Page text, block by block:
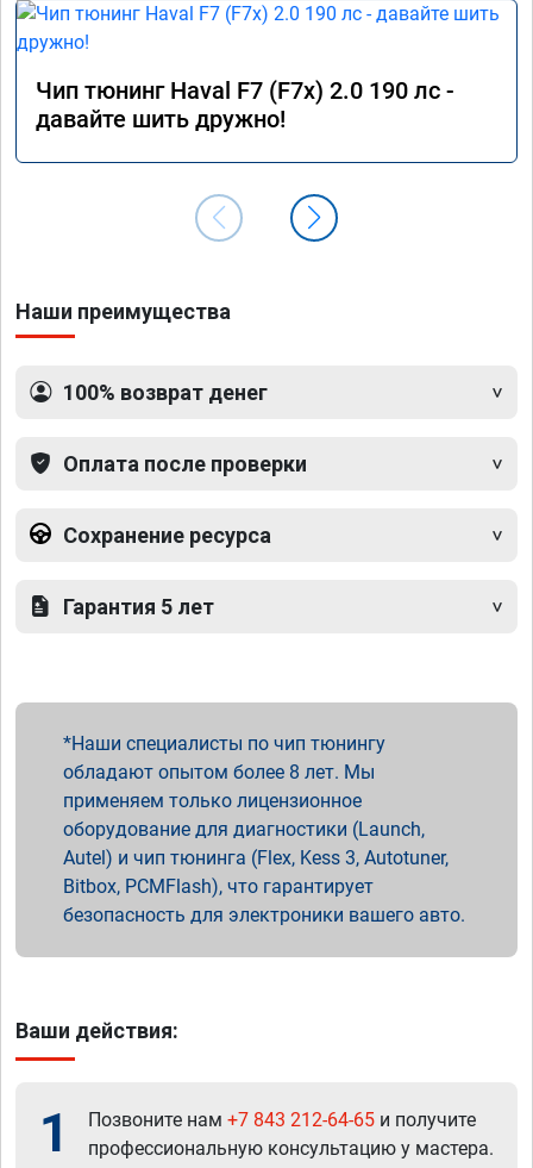
Чип тюнинг Haval F7 (F7x) 2.0 190 лс -
давайте шить дружно!
Наши преимущества
100% возврат денег
Оплата после проверки
Сохранение ресурса
Гарантия 5 лет
Наши специалисты по чип тюнингу
обладают опытом более 8 лет. Мы
применяем только лицензионное
оборудование для диагностики (Launch,
Autel) и чип тюнинга (Flex, Kess 3, Autotuner,
Bitbox, PCMFlash), что гарантирует
безопасность для электроники вашего авто.
Ваши действия:
1 Позвоните нам +7 843 212-64-65 и получите
профессиональную консультацию у мастера.